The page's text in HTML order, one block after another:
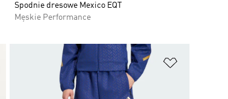
Spodnie dresowe Mexico EQT
Męskie Performance
Dodaj do listy życzeń